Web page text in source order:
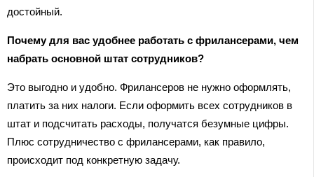
достойный.
Почему для вас удобнее работать с фрилансерами, чем
набрать основной штат сотрудников?
Это выгодно и удобно. Фрилансеров не нужно оформлять,
платить за них налоги. Если оформить всех сотрудников в
штат и подсчитать расходы, получатся безумные цифры.
Плюс сотрудничество с фрилансерами, как правило,
происходит под конкретную задачу.